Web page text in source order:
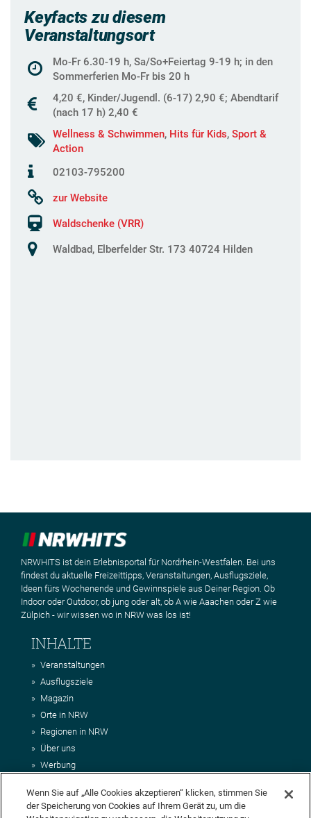
Keyfacts zu diesem
Veranstaltungsort
Mo-Fr 6.30-19 h, Sa/So+Feiertag 9-19 h; in den
Sommerferien Mo-Fr bis 20 h
4,20 €, Kinder/Jugendl. (6-17) 2,90 €; Abendtarif
(nach 17 h) 2,40 €
Wellness & Schwimmen, Hits für Kids, Sport &
Action
02103-795200
zur Website
Waldschenke (VRR)
Waldbad, Elberfelder Str. 173 40724 Hilden
NRWHITS ist dein Erlebnisportal für Nordrhein-Westfalen. Bei uns
findest du aktuelle Freizeittipps, Veranstaltungen, Ausflugsziele,
Ideen fürs Wochenende und Gewinnspiele aus Deiner Region. Ob
Indoor oder Outdoor, ob jung oder alt, ob A wie Aaachen oder Z wie
Zülpich - wir wissen wo in NRW was los ist!
INHALTE
Veranstaltungen
Ausflugsziele
Magazin
Orte in NRW
Regionen in NRW
Über uns
Werbung
Impressum
AGB
Wenn Sie auf „Alle Cookies akzeptieren“ klicken, stimmen Sie
der Speicherung von Cookies auf Ihrem Gerät zu, um die